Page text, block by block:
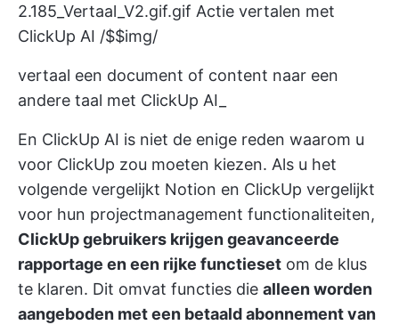
2.185_Vertaal_V2.gif.gif Actie vertalen met
ClickUp AI /$$img/
vertaal een document of content naar een
andere taal met ClickUp AI_
En ClickUp AI is niet de enige reden waarom u
voor ClickUp zou moeten kiezen. Als u het
volgende vergelijkt Notion en ClickUp vergelijkt
voor hun projectmanagement functionaliteiten,
ClickUp gebruikers krijgen geavanceerde
rapportage en een rijke functieset om de klus
te klaren. Dit omvat functies die alleen worden
aangeboden met een betaald abonnement van